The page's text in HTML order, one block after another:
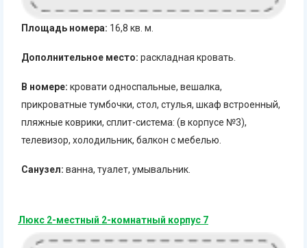
Площадь номера: 16,8 кв. м.
Дополнительное место: раскладная кровать.
В номере: кровати односпальные, вешалка,
прикроватные тумбочки, стол, стулья, шкаф встроенный,
пляжные коврики, сплит-система: (в корпусе №3),
телевизор, холодильник, балкон с мебелью.
Санузел: ванна, туалет, умывальник.
Люкс 2-местный 2-комнатный корпус 7